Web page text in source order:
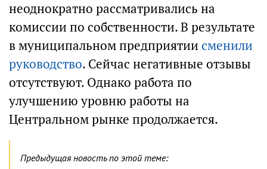
неоднократно рассматривались на
комиссии по собственности. В результате
в муниципальном предприятии сменили
руководство. Сейчас негативные отзывы
отсутствуют. Однако работа по
улучшению уровню работы на
Центральном рынке продолжается.
Предыдущая новость по этой теме: